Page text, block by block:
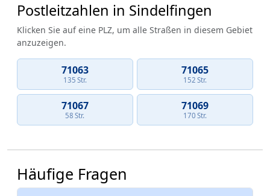
Postleitzahlen in Sindelfingen
Klicken Sie auf eine PLZ, um alle Straßen in diesem Gebiet
anzuzeigen.
71063
135 Str.
71065
152 Str.
71067
58 Str.
71069
170 Str.
Häufige Fragen